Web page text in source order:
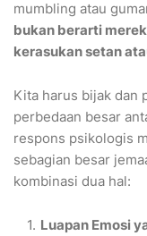
mumbling atau
bukan berarti
kerasukan setan
​Kita harus bijak dan
perbedaan besar
respons psikologis
sebagian besar
kombinasi dua hal:
Luapan Emosi